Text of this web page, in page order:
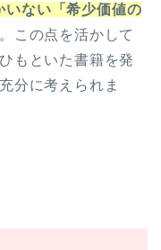
ない「希少価値の
この点を活かして
もといた書籍を発
分に考えられま